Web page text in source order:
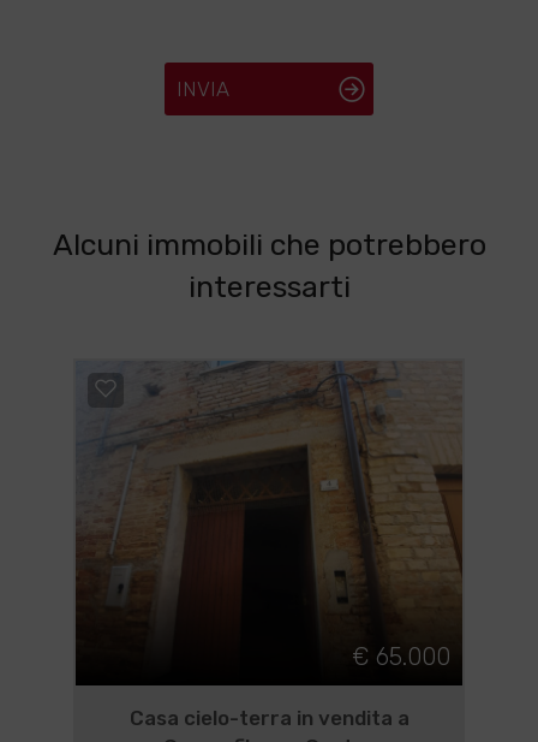
INVIA
Alcuni immobili che potrebbero
interessarti
€ 65.000
Casa cielo-terra in vendita a